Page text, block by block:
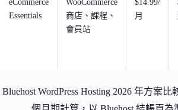
eCommerce
Essentials
WooCommerce
商店、課程、
會員站
$14.99/
月
Bluehost WordPress Hosting 2026 年方案比